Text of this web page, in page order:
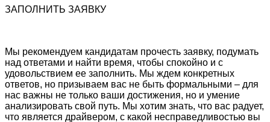
ЗАПОЛНИТЬ ЗАЯВКУ
Мы рекомендуем кандидатам прочесть заявку, подумать
над ответами и найти время, чтобы спокойно и с
удовольствием ее заполнить. Мы ждем конкретных
ответов, но призываем вас не быть формальными – для
нас важны не только ваши достижения, но и умение
анализировать свой путь. Мы хотим знать, что вас радует,
что является драйвером, с какой несправедливостью вы